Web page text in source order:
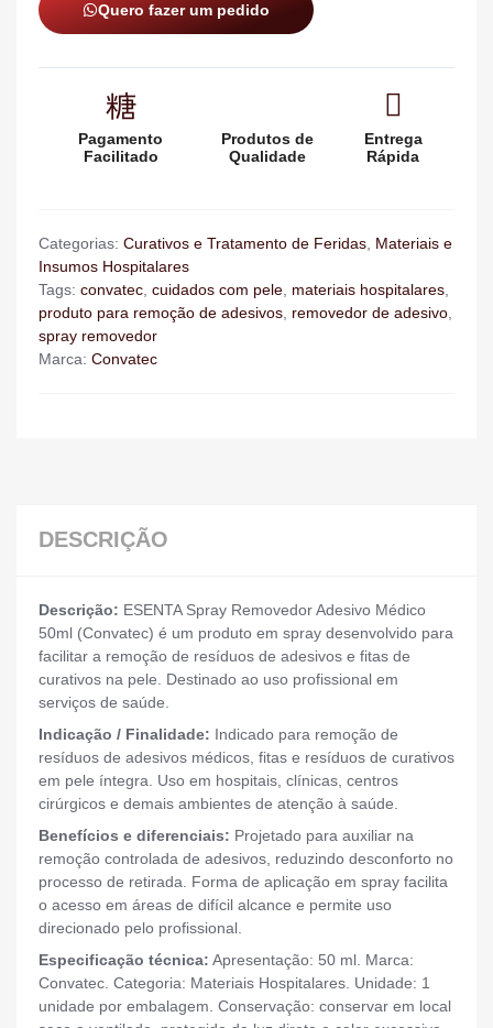
Quero fazer um pedido
Pagamento
Facilitado
Produtos de
Qualidade
Entrega
Rápida
Categorias: Curativos e Tratamento de Feridas, Materiais e
Insumos Hospitalares
Tags: convatec, cuidados com pele, materiais hospitalares,
produto para remoção de adesivos, removedor de adesivo,
spray removedor
Marca: Convatec
DESCRIÇÃO
Descrição: ESENTA Spray Removedor Adesivo Médico
50ml (Convatec) é um produto em spray desenvolvido para
facilitar a remoção de resíduos de adesivos e fitas de
curativos na pele. Destinado ao uso profissional em
serviços de saúde.
Indicação / Finalidade: Indicado para remoção de
resíduos de adesivos médicos, fitas e resíduos de curativos
em pele íntegra. Uso em hospitais, clínicas, centros
cirúrgicos e demais ambientes de atenção à saúde.
Benefícios e diferenciais: Projetado para auxiliar na
remoção controlada de adesivos, reduzindo desconforto no
processo de retirada. Forma de aplicação em spray facilita
o acesso em áreas de difícil alcance e permite uso
direcionado pelo profissional.
Especificação técnica: Apresentação: 50 ml. Marca:
Convatec. Categoria: Materiais Hospitalares. Unidade: 1
unidade por embalagem. Conservação: conservar em local